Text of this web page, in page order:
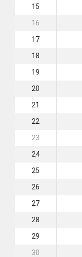
15
16
17
18
19
20
21
22
23
24
25
26
27
28
29
30